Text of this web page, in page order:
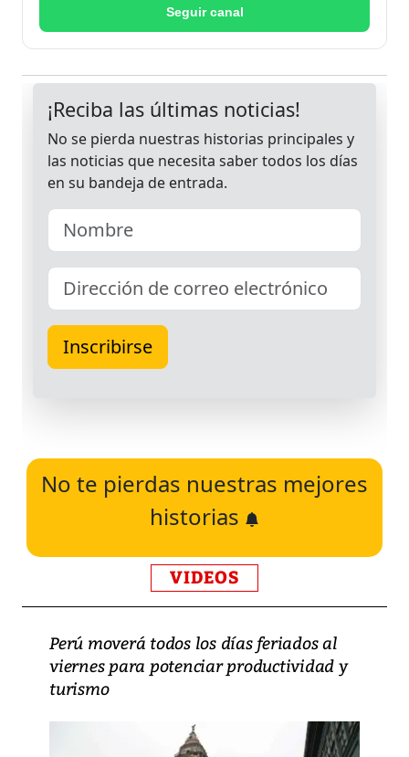
Seguir canal
No te pierdas nuestras mejores
historias
VIDEOS
Perú moverá todos los días feriados al
viernes para potenciar productividad y
turismo